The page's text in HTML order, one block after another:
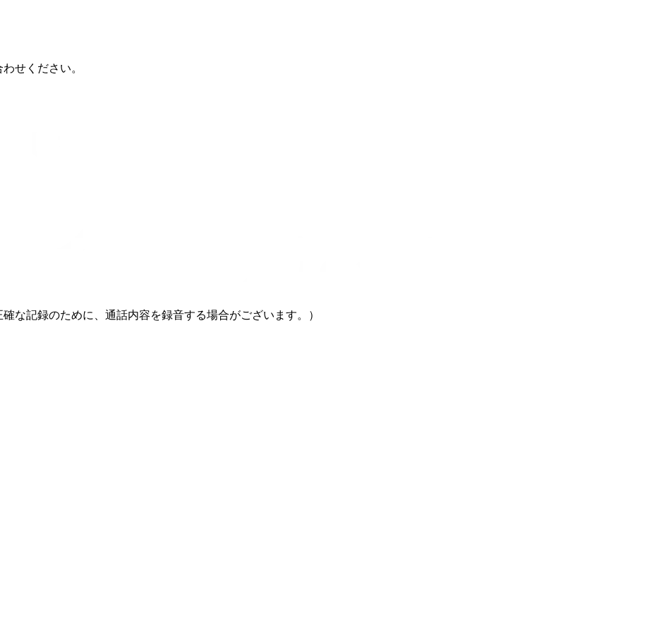
せください。
な記録のために、通話内容を録音する場合がございます。）